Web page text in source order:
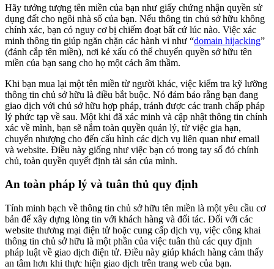
Hãy tưởng tượng tên miền của bạn như giấy chứng nhận quyền sử
dụng đất cho ngôi nhà số của bạn. Nếu thông tin chủ sở hữu không
chính xác, bạn có nguy cơ bị chiếm đoạt bất cứ lúc nào. Việc xác
minh thông tin giúp ngăn chặn các hành vi như “domain hijacking”
(đánh cắp tên miền), nơi kẻ xấu có thể chuyển quyền sở hữu tên
miền của bạn sang cho họ một cách âm thầm.
Khi bạn mua lại một tên miền từ người khác, việc kiểm tra kỹ lưỡng
thông tin chủ sở hữu là điều bắt buộc. Nó đảm bảo rằng bạn đang
giao dịch với chủ sở hữu hợp pháp, tránh được các tranh chấp pháp
lý phức tạp về sau. Một khi đã xác minh và cập nhật thông tin chính
xác về mình, bạn sẽ nắm toàn quyền quản lý, từ việc gia hạn,
chuyển nhượng cho đến cấu hình các dịch vụ liên quan như email
và website. Điều này giống như việc bạn có trong tay sổ đỏ chính
chủ, toàn quyền quyết định tài sản của mình.
An toàn pháp lý và tuân thủ quy định
Tính minh bạch về thông tin chủ sở hữu tên miền là một yêu cầu cơ
bản để xây dựng lòng tin với khách hàng và đối tác. Đối với các
website thương mại điện tử hoặc cung cấp dịch vụ, việc công khai
thông tin chủ sở hữu là một phần của việc tuân thủ các quy định
pháp luật về giao dịch điện tử. Điều này giúp khách hàng cảm thấy
an tâm hơn khi thực hiện giao dịch trên trang web của bạn.